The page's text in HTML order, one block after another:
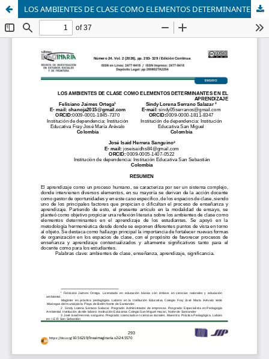
LOS AMBIENTES DE CLASE COMO ELEMENTOS DETERMINANTES EN EL APRENDIZAJE